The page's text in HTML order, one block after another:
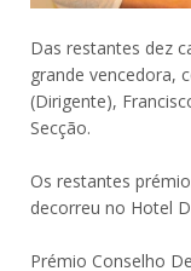
Das restantes dez
grande vencedora,
(Dirigente),
Secção.
Os restantes
decorreu no Hotel
Prémio Conselho